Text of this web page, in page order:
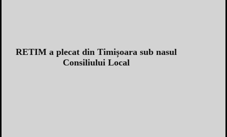
RETIM a plecat din Timișoara sub nasul
Consiliului Local